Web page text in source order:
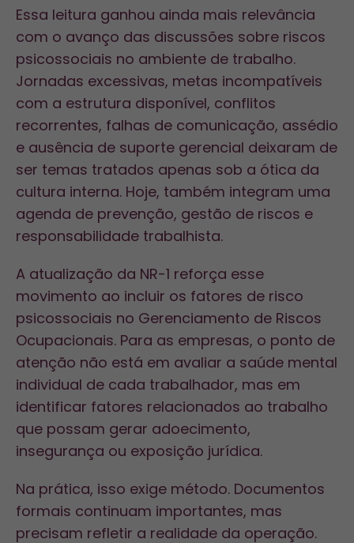
Essa leitura ganhou ainda mais relevância
com o avanço das discussões sobre riscos
psicossociais no ambiente de trabalho.
Jornadas excessivas, metas incompatíveis
com a estrutura disponível, conflitos
recorrentes, falhas de comunicação, assédio
e ausência de suporte gerencial deixaram de
ser temas tratados apenas sob a ótica da
cultura interna. Hoje, também integram uma
agenda de prevenção, gestão de riscos e
responsabilidade trabalhista.
A atualização da NR-1 reforça esse
movimento ao incluir os fatores de risco
psicossociais no Gerenciamento de Riscos
Ocupacionais. Para as empresas, o ponto de
atenção não está em avaliar a saúde mental
individual de cada trabalhador, mas em
identificar fatores relacionados ao trabalho
que possam gerar adoecimento,
insegurança ou exposição jurídica.
Na prática, isso exige método. Documentos
formais continuam importantes, mas
precisam refletir a realidade da operação.